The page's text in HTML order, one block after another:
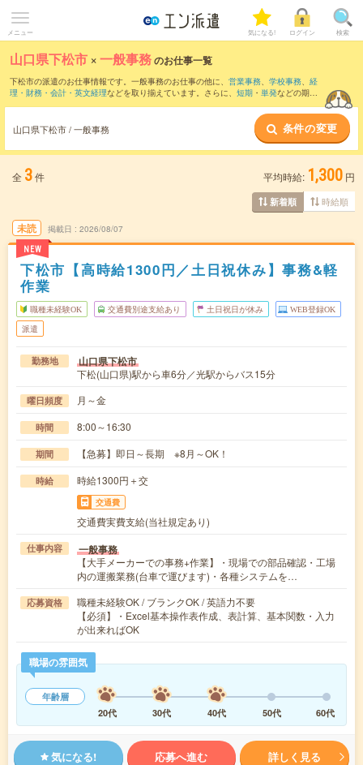
メニュー 気になる! ログイン 検索
山口県下松市 ×一般事務のお仕事一覧
下松市の派遣のお仕事情報です。一般事務のお仕事の他に、 営業事務、 学校事務、 経
理・財務・会計・英文経理などを取り揃えています。さらに、 短期 ・ 単発などの期間
山口県下松市 / 一般事務 条件の変更
全 3件 平均時給: 1,300 円
新着順 時給順
未読
NEW
掲載日 2026/08/07
下松市【高時給1300円／土日祝休み】事務&軽
作業
職種未経験OK 交通費別途支給あり 土日祝日が休み WEB登録OK
派遣
勤務地 山口県下松市
下松(山口県)駅から車6分／光駅からバス15分
曜日頻度 月～金
時間 8:00～16:30
期間 【急募】即日～長期 ※8月～OK！
時給 時給1300円＋交
交通費
交通費実費支給(当社規定あり)
仕事内容 一般事務
【大手メーカーでの事務+作業】・現場での部品確認・工場
内の運搬業務(台車で運びます)・各種システムを…
応募資格
職種未経験OK / ブランクOK / 英語力不要
【必須】・Excel基本操作表作成、表計算、基本関数・入力
が出来ればOK
職場の雰囲気
年齢層
20代
30代 40代 50代 60代
気になる! 応募へ進む 詳しく見る